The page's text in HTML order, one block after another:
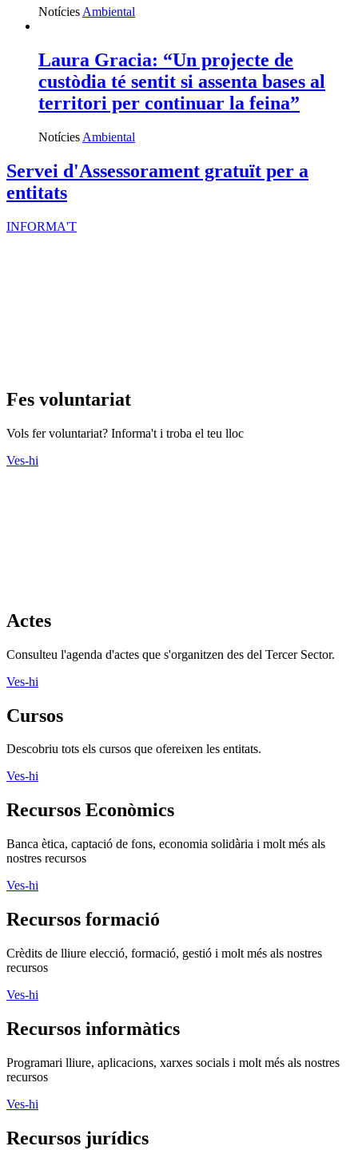
Notícies Ambiental
Laura Gracia: “Un projecte de
custòdia té sentit si assenta bases al
territori per continuar la feina”
Notícies Ambiental
Servei d'Assessorament gratuït per a
entitats
INFORMA'T
Fes voluntariat
Vols fer voluntariat? Informa't i troba el teu lloc
Ves-hi
Actes
Consulteu l'agenda d'actes que s'organitzen des del Tercer Sector.
Ves-hi
Cursos
Descobriu tots els cursos que ofereixen les entitats.
Ves-hi
Recursos Econòmics
Banca ètica, captació de fons, economia solidària i molt més als
nostres recursos
Ves-hi
Recursos formació
Crèdits de lliure elecció, formació, gestió i molt més als nostres
recursos
Ves-hi
Recursos informàtics
Programari lliure, aplicacions, xarxes socials i molt més als nostres
recursos
Ves-hi
Recursos jurídics